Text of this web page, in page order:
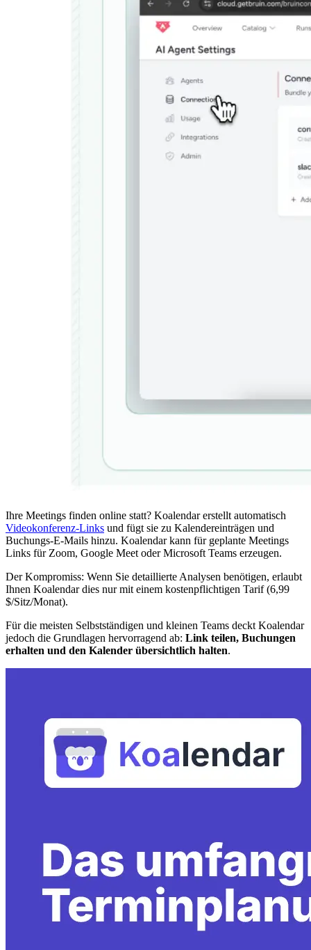
Ihre Meetings finden online statt? Koalendar erstellt automatisch
Videokonferenz-Links und fügt sie zu Kalendereinträgen und
Buchungs-E-Mails hinzu. Koalendar kann für geplante Meetings
Links für Zoom, Google Meet oder Microsoft Teams erzeugen.
Der Kompromiss: Wenn Sie detaillierte Analysen benötigen, erlaubt
Ihnen Koalendar dies nur mit einem kostenpflichtigen Tarif (6,99
$/Sitz/Monat).
Für die meisten Selbstständigen und kleinen Teams deckt Koalendar
jedoch die Grundlagen hervorragend ab: Link teilen, Buchungen
erhalten und den Kalender übersichtlich halten.